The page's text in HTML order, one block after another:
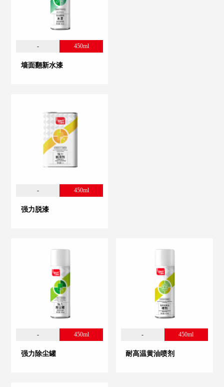
- 450ml
墙面翻新水漆
- 450ml
强力脱漆
- 450ml
强力除尘罐
- 450ml
耐高温黄油喷剂